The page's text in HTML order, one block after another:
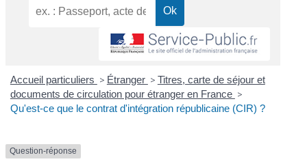
Accueil particuliers > Étranger > Titres, carte de séjour et
documents de circulation pour étranger en France >
Qu'est-ce que le contrat d'intégration républicaine (CIR) ?
Question-réponse